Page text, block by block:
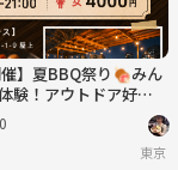
催】夏BBQ祭り🍖みん
験！アウトドア好き
席✨
東京